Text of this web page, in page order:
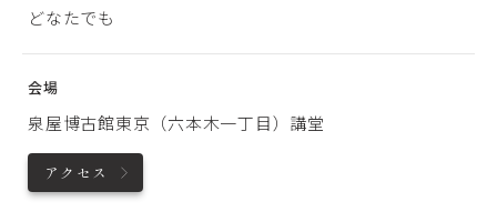
どなたでも
会場
泉屋博古館東京（六本木一丁目）講堂
アクセス